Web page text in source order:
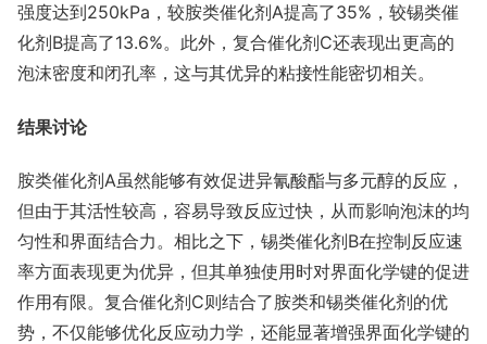
强度达到250kPa，较胺类催化剂A提高了35%，较锡类催
化剂B提高了13.6%。此外，复合催化剂C还表现出更高的
泡沫密度和闭孔率，这与其优异的粘接性能密切相关。
结果讨论
胺类催化剂A虽然能够有效促进异氰酸酯与多元醇的反应，
但由于其活性较高，容易导致反应过快，从而影响泡沫的均
匀性和界面结合力。相比之下，锡类催化剂B在控制反应速
率方面表现更为优异，但其单独使用时对界面化学键的促进
作用有限。复合催化剂C则结合了胺类和锡类催化剂的优
势，不仅能够优化反应动力学，还能显著增强界面化学键的